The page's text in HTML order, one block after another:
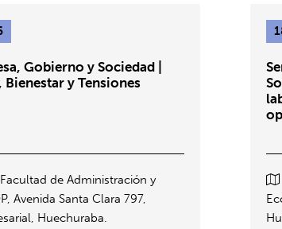
Gobierno y Sociedad |
Bienestar y Tensiones
de Administración y
Avenida Santa Clara 797,
Huechuraba.